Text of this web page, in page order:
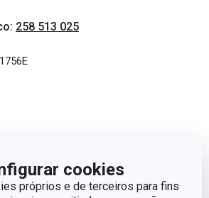
cookies
próprios e de terceiros para fins
: 258 513 025